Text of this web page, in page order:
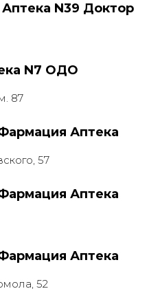
N39 Доктор
N7 ОДО
87
Аптека
57
Аптека
Аптека
52